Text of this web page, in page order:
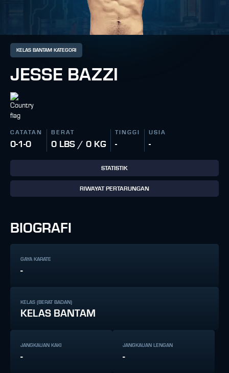
KELAS BANTAM KATEGORI
JESSE BAZZI
CATATAN
0-1-0
BERAT
0 LBS / 0 KG
TINGGI
-
USIA
-
STATISTIK
RIWAYAT PERTARUNGAN
BIOGRAFI
GAYA KARATE
-
KELAS (BERAT BADAN)
KELAS BANTAM
JANGKAUAN KAKI
-
JANGKAUAN LENGAN
-